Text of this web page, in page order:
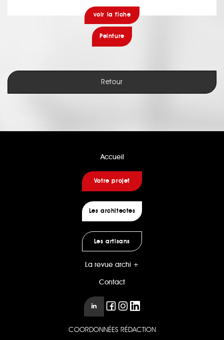
voir la fiche
Peinture
Retour
Accueil
Votre projet
Les architectes
Les artisans
La revue archi +
Contact
COORDONNÉES RÉDACTION